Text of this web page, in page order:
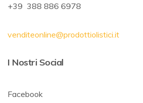
+39 388 886 6978
venditeonline@prodottiolistici.it
I Nostri Social
Facebook